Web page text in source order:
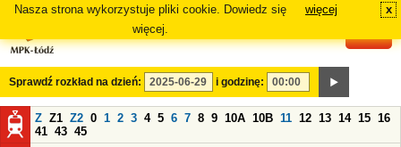
Nasza strona wykorzystuje pliki cookie. Dowiedz się
więcej.
więcej x
Sprawdź rozkład na dzień: i godzinę:
Z Z1 Z2 0 1 2 3 4 5 6 7 8 9 10A 10B 11 12 13 14 15 16
41 43 45